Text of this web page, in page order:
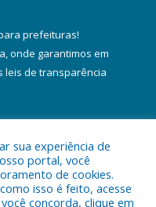
prefeituras!
onde garantimos em
leis de transparência
sua experiência de
portal, você
de cookies.
isso é feito, acesse
você concorda, clique em